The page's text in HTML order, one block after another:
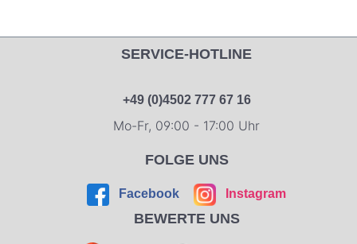
SERVICE-HOTLINE
+49 (0)4502 777 67 16
Mo-Fr, 09:00 - 17:00 Uhr
FOLGE UNS
Facebook Instagram
BEWERTE UNS